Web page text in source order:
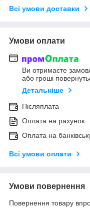
Всі умови доставки
Умови оплати
Ви отримаєте
або гроші
Детальніше
Післяплата
Оплата на рахунок
Оплата на
Всі умови оплати
Умови повернення
Повернення товару